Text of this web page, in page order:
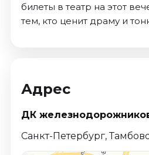
билеты в театр на этот
тем, кто ценит драму и
Адрес
ДК
Санкт-Петербург,